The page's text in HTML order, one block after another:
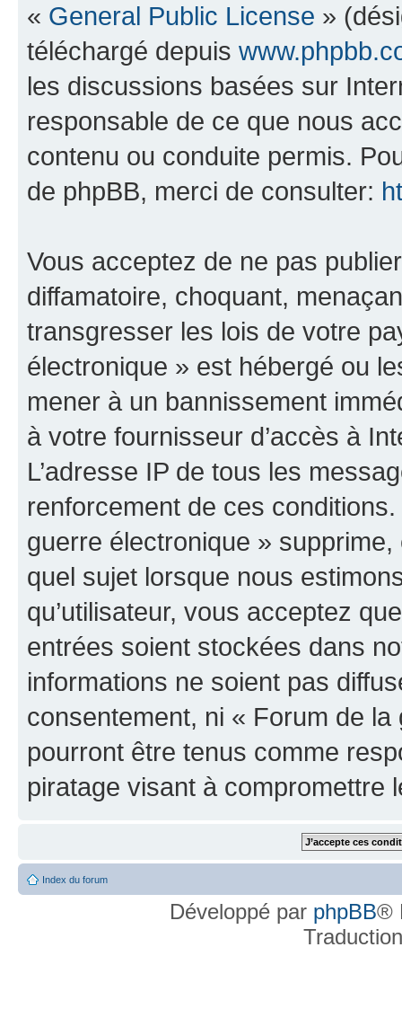
« General Public License »
téléchargé depuis
les discussions basées sur
responsable de ce que nous
contenu ou conduite permis.
de phpBB, merci de consulter:
Vous acceptez de ne pas
diffamatoire, choquant,
transgresser les lois de votre
électronique » est hébergé ou
mener à un bannissement
à votre fournisseur d’accès à
L’adresse IP de tous les
renforcement de ces
guerre électronique »
quel sujet lorsque nous
qu’utilisateur, vous acceptez
entrées soient stockées dans
informations ne soient pas
consentement, ni « Forum de
pourront être tenus comme
piratage visant à compromettre
Index du forum
Développé par phpBB®